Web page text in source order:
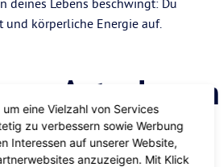
deines Lebens beschwingt: Du
und körperliche Energie auf.
Astrologen
ANZEIGE
eine Vielzahl von Services
zu verbessern sowie Werbung
Interessen auf unserer Website,
anzuzeigen. Mit Klick